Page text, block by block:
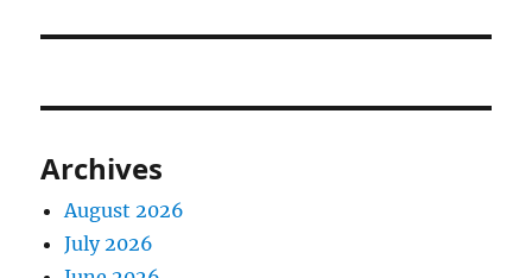
Archives
August 2026
July 2026